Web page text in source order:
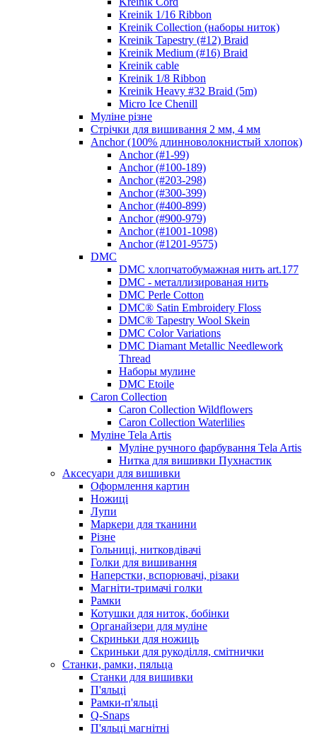
Kreinik 1/16 Ribbon
Kreinik Collection (наборы ниток)
Kreinik Tapestry (#12) Braid
Kreinik Medium (#16) Braid
Kreinik cable
Kreinik 1/8 Ribbon
Kreinik Heavy #32 Braid (5m)
Micro Ice Chenill
Муліне різне
Стрічки для вишивання 2 мм, 4 мм
Anchor (100% длинноволокнистый хлопок)
Anchor (#1-99)
Anchor (#100-189)
Anchor (#203-298)
Anchor (#300-399)
Anchor (#400-899)
Anchor (#900-979)
Anchor (#1001-1098)
Anchor (#1201-9575)
DMC
DMC хлопчатобумажная нить art.177
DMC - металлизированая нить
DMC Perle Cotton
DMC® Satin Embroidery Floss
DMC® Tapestry Wool Skein
DMC Color Variations
DMC Diamant Metallic Needlework
Thread
Наборы мулине
DMC Etoile
Caron Collection
Caron Collection Wildflowers
Caron Collection Waterlilies
Муліне Tela Artis
Муліне ручного фарбування Tela Artis
Нитка для вишивки Пухнастик
Аксесуари для вишивки
Оформлення картин
Ножиці
Лупи
Маркери для тканини
Різне
Гольниці, нитковдівачі
Голки для вишивання
Наперстки, вспорювачі, різаки
Магніти-тримачі голки
Рамки
Котушки для ниток, бобінки
Органайзери для муліне
Скриньки для ножиць
Скриньки для рукоділля, смітнички
Станки, рамки, пяльца
Станки для вишивки
П'яльці
Рамки-п'яльці
Q-Snaps
П'яльці магнітні